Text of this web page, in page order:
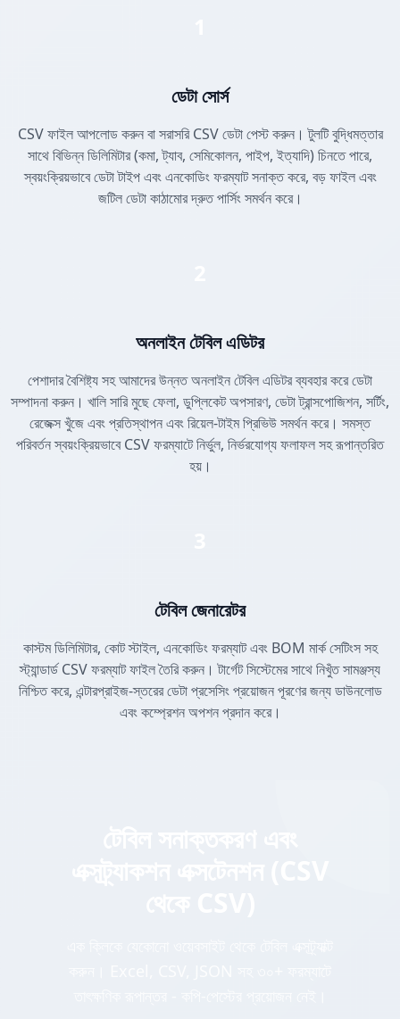
ডেটা সোর্স
CSV ফাইল আপলোড করুন বা সরাসরি CSV ডেটা পেস্ট করুন। টুলটি বুদ্ধিমত্তার
সাথে বিভিন্ন ডিলিমিটার (কমা, ট্যাব, সেমিকোলন, পাইপ, ইত্যাদি) চিনতে পারে,
স্বয়ংক্রিয়ভাবে ডেটা টাইপ এবং এনকোডিং ফরম্যাট সনাক্ত করে, বড় ফাইল এবং
জটিল ডেটা কাঠামোর দ্রুত পার্সিং সমর্থন করে।
অনলাইন টেবিল এডিটর
পেশাদার বৈশিষ্ট্য সহ আমাদের উন্নত অনলাইন টেবিল এডিটর ব্যবহার করে ডেটা
সম্পাদনা করুন। খালি সারি মুছে ফেলা, ডুপ্লিকেট অপসারণ, ডেটা ট্রান্সপোজিশন, সর্টিং,
রেজেক্স খুঁজে এবং প্রতিস্থাপন এবং রিয়েল-টাইম প্রিভিউ সমর্থন করে। সমস্ত
পরিবর্তন স্বয়ংক্রিয়ভাবে CSV ফরম্যাটে নির্ভুল, নির্ভরযোগ্য ফলাফল সহ রূপান্তরিত
হয়।
টেবিল জেনারেটর
কাস্টম ডিলিমিটার, কোট স্টাইল, এনকোডিং ফরম্যাট এবং BOM মার্ক সেটিংস সহ
স্ট্যান্ডার্ড CSV ফরম্যাট ফাইল তৈরি করুন। টার্গেট সিস্টেমের সাথে নিখুঁত সামঞ্জস্য
নিশ্চিত করে, এন্টারপ্রাইজ-স্তরের ডেটা প্রসেসিং প্রয়োজন পূরণের জন্য ডাউনলোড
এবং কম্প্রেশন অপশন প্রদান করে।